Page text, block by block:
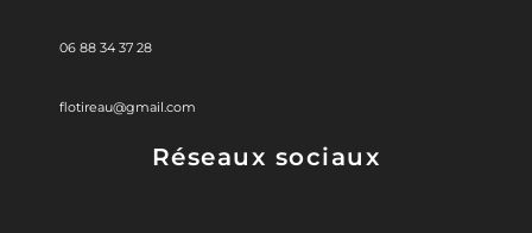
06 88 34 37 28
flotireau@gmail.com
Réseaux sociaux